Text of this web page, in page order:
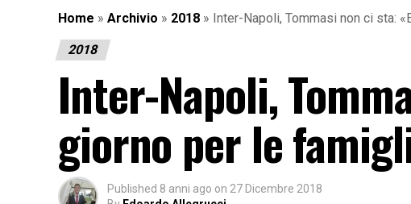
Home » Archivio » 2018 » Inter-Napoli, Tommasi non ci sta:
2018
Inter-Napoli,
giorno per le
Published 8 anni ago on 27 Dicembre 2018